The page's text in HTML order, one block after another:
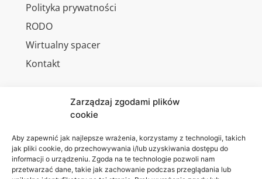
Zarządzaj zgodami plików
cookie
Aby zapewnić jak najlepsze wrażenia, korzystamy z technologii, takich
jak pliki cookie, do przechowywania i/lub uzyskiwania dostępu do
informacji o urządzeniu. Zgoda na te technologie pozwoli nam
przetwarzać dane, takie jak zachowanie podczas przeglądania lub
Polityka prywatności
RODO
Wirtualny spacer
Kontakt
Akademia
WSEI
ul.